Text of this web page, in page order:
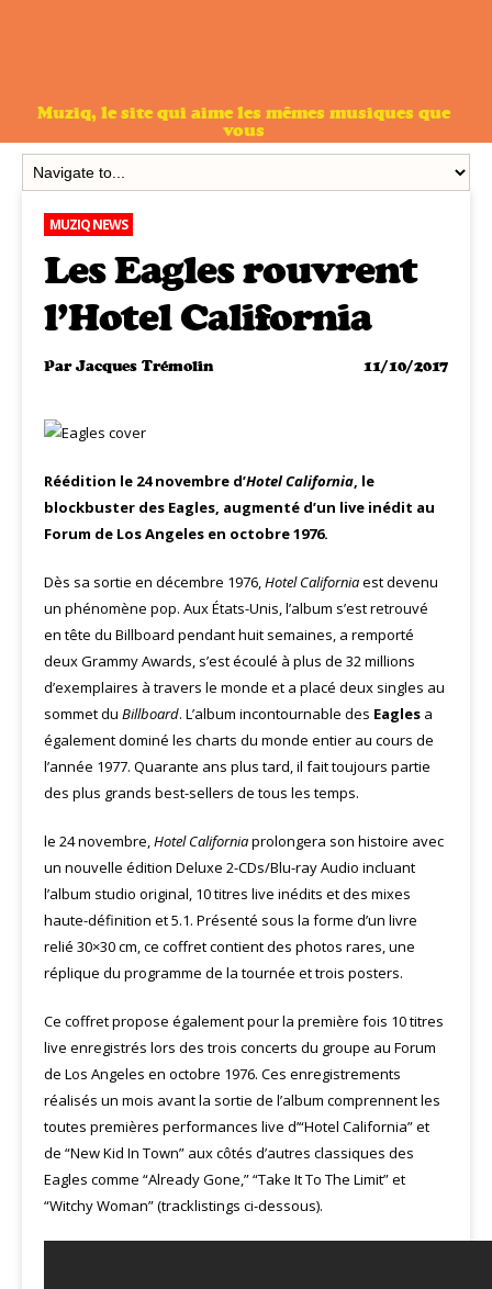
Muziq, le site qui aime les mêmes musiques que
vous
MUZIQ NEWS
Les Eagles rouvrent
l’Hotel California
ParJacques Trémolin 11/10/2017
Réédition le 24 novembre d’Hotel California, le
blockbuster des Eagles, augmenté d’un live inédit au
Forum de Los Angeles en octobre 1976.
Dès sa sortie en décembre 1976,Hotel Californiaest devenu
un phénomène pop. Aux États-Unis, l’album s’est retrouvé
en tête du Billboard pendant huit semaines, a remporté
deux Grammy Awards, s’est écoulé à plus de 32 millions
d’exemplaires à travers le monde et a placé deux singles au
sommet du Billboard. L’album incontournable des Eagles a
également dominé les charts du monde entier au cours de
l’année 1977. Quarante ans plus tard, il fait toujours partie
des plus grands best-sellers de tous les temps.
le 24 novembre,Hotel Californiaprolongera son histoire avec
un nouvelle édition Deluxe 2-CDs/Blu-ray Audio incluant
l’album studio original, 10 titres live inédits et des mixes
haute-définition et 5.1. Présenté sous la forme d’un livre
relié 30×30 cm, ce coffret contient des photos rares, une
réplique du programme de la tournée et trois posters.
Ce coffret propose également pour la première fois 10 titres
live enregistrés lors des trois concerts du groupe au Forum
de Los Angeles en octobre 1976. Ces enregistrements
réalisés un mois avant la sortie de l’album comprennent les
toutes premières performances live d’“Hotel California” et
de “New Kid In Town” aux côtés d’autres classiques des
Eagles comme “Already Gone,” “Take It To The Limit” et
“Witchy Woman” (tracklistings ci-dessous).